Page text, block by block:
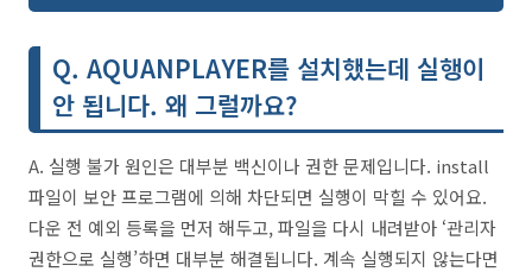
Q. AQUANPLAYER를 설치했는데 실행이
안 됩니다. 왜 그럴까요?
A. 실행 불가 원인은 대부분 백신이나 권한 문제입니다. install
파일이 보안 프로그램에 의해 차단되면 실행이 막힐 수 있어요.
다운 전 예외 등록을 먼저 해두고, 파일을 다시 내려받아 ‘관리자
권한으로 실행’하면 대부분 해결됩니다. 계속 실행되지 않는다면